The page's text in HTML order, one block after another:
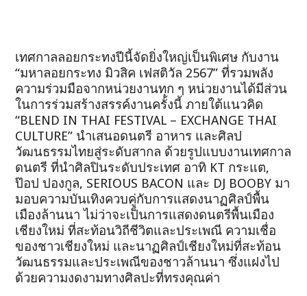
เทศกาลลอยกระทงปีนี้จัดยิ่งใหญ่เป็นพิเศษ กับงาน
“มหาลอยกระทง มิวสิค เฟสติวัล 2567” ที่รวมพลัง
ความร่วมมือจากหน่วยงานทุก ๆ หน่วยงานได้มีส่วน
ในการร่วมสร้างสรรค์งานครั้งนี้ ภายใต้แนวคิด
“BLEND IN THAI FESTIVAL – EXCHANGE THAI
CULTURE” นำเสนอดนตรี อาหาร และศิลป
วัฒนธรรมไทยสู่ระดับสากล ด้วยรูปแบบงานเทศกาล
ดนตรี ที่นำศิลปินระดับประเทศ อาทิ KT กระแต,
ป๊อป ปองกูล, SERIOUS BACON และ DJ BOOBY มา
มอบความบันเทิงควบคู่กับการแสดงนาฏศิลป์พื้น
เมืองล้านนา ไม่ว่าจะเป็นการแสดงดนตรีพื้นเมือง
เชียงใหม่ ที่สะท้อนวิถีชีวิตและประเพณี ความเชื่อ
ของชาวเชียงใหม่ และนาฏศิลป์เชียงใหม่ที่สะท้อน
วัฒนธรรมและประเพณีของชาวล้านนา ซึ่งแฝงไป
ด้วยความงดงามทางศิลปะที่ทรงคุณค่า